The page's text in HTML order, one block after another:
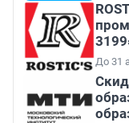
До 31